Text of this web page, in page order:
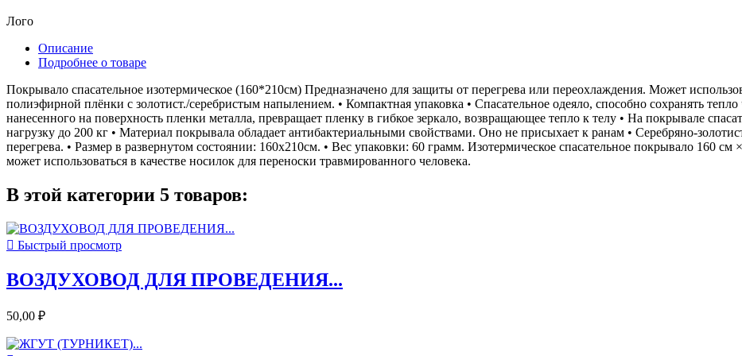
Лого
Описание
Подробнее о товаре
Покрывало спасательное изотермическое (160*210см) Предназначено для защиты от перегрева или переохлаждения. Может
полиэфирной плёнки с золотист./серебристым напылением. • Компактная упаковка • Спасательное одеяло, способно сохранять
нанесенного на поверхность пленки металла, превращает пленку в гибкое зеркало, возвращающее тепло к телу • На покрывале
нагрузку до 200 кг • Материал покрывала обладает антибактериальными свойствами. Оно не присыхает к ранам • Серебряно-
перегрева. • Размер в развернутом состоянии: 160х210см. • Вес упаковки: 60 грамм. Изотермическое спасательное покрывало 160
может использоваться в качестве носилок для переноски травмированного человека.
В этой категории 5 товаров:
 Быстрый просмотр
ВОЗДУХОВОД ДЛЯ ПРОВЕДЕНИЯ...
50,00 ₽